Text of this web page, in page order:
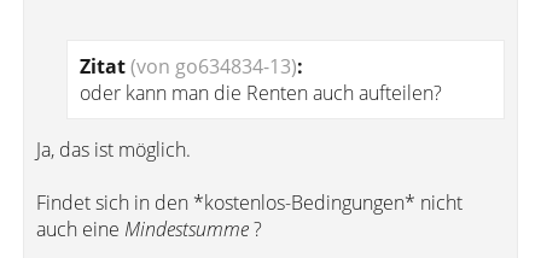
Zitat(von go634834-13):
oder kann man die Renten auch aufteilen?
Ja, das ist möglich.
Findet sich in den *kostenlos-Bedingungen* nicht
auch eine Mindestsumme?